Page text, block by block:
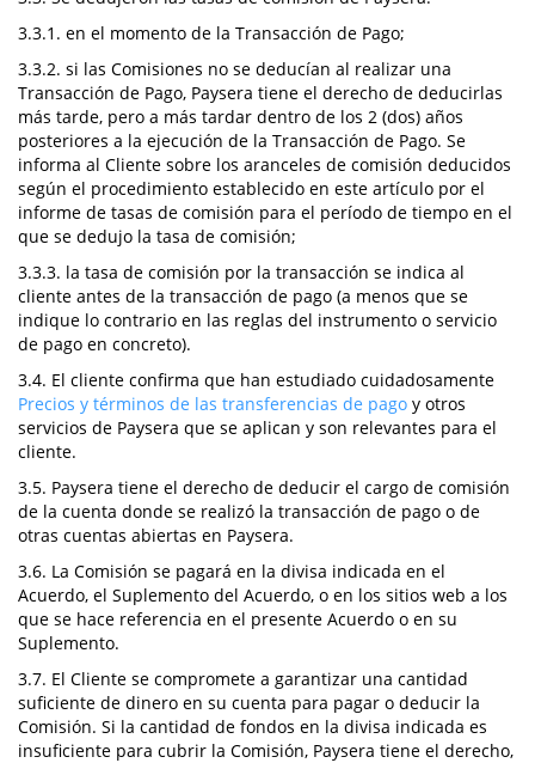
3.3.1. en el momento de la Transacción de Pago;
3.3.2. si las Comisiones no se deducían al realizar una
Transacción de Pago, Paysera tiene el derecho de deducirlas
más tarde, pero a más tardar dentro de los 2 (dos) años
posteriores a la ejecución de la Transacción de Pago. Se
informa al Cliente sobre los aranceles de comisión deducidos
según el procedimiento establecido en este artículo por el
informe de tasas de comisión para el período de tiempo en el
que se dedujo la tasa de comisión;
3.3.3. la tasa de comisión por la transacción se indica al
cliente antes de la transacción de pago (a menos que se
indique lo contrario en las reglas del instrumento o servicio
de pago en concreto).
3.4. El cliente confirma que han estudiado cuidadosamente
Precios y términos de las transferencias de pago y otros
servicios de Paysera que se aplican y son relevantes para el
cliente.
3.5. Paysera tiene el derecho de deducir el cargo de comisión
de la cuenta donde se realizó la transacción de pago o de
otras cuentas abiertas en Paysera.
3.6. La Comisión se pagará en la divisa indicada en el
Acuerdo, el Suplemento del Acuerdo, o en los sitios web a los
que se hace referencia en el presente Acuerdo o en su
Suplemento.
3.7. El Cliente se compromete a garantizar una cantidad
suficiente de dinero en su cuenta para pagar o deducir la
Comisión. Si la cantidad de fondos en la divisa indicada es
insuficiente para cubrir la Comisión, Paysera tiene el derecho,